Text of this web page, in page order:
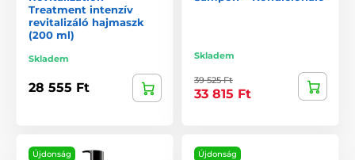
Treatment intenzív
revitalizáló hajmaszk
(200 ml)
Skladem
28 555 Ft
Skladem
39 525 Ft
33 815 Ft
Újdonság Újdonság